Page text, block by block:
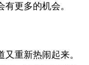
更多的机会。
重新热闹起来。